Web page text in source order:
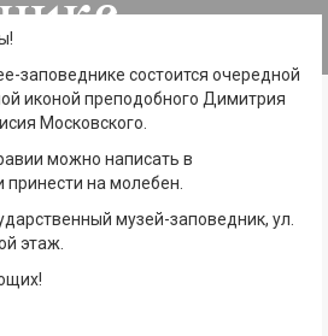
молебен
заповеднике состоится очередной
иконой преподобного Димитрия
Московского.
можно написать в
на молебен.
музей-заповедник, ул.
этаж.